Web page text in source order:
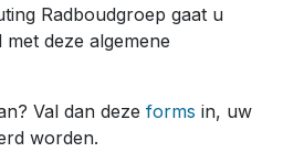
Radboudgroep gaat u
deze algemene
Val dan deze forms in, uw
worden.